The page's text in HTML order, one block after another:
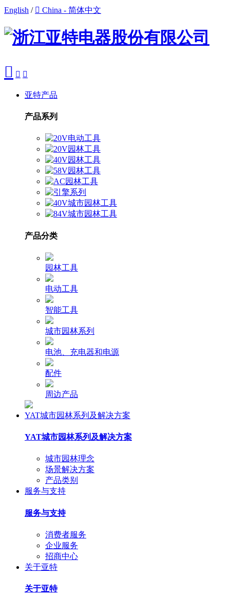
English /  China - 简体中文
  
亚特产品
产品系列
产品分类
园林工具
电动工具
智能工具
城市园林系列
电池、充电器和电源
配件
周边产品
YAT城市园林系列及解决方案
YAT城市园林系列及解决方案
城市园林理念
场景解决方案
产品类别
服务与支持
服务与支持
消费者服务
企业服务
招商中心
关于亚特
关于亚特